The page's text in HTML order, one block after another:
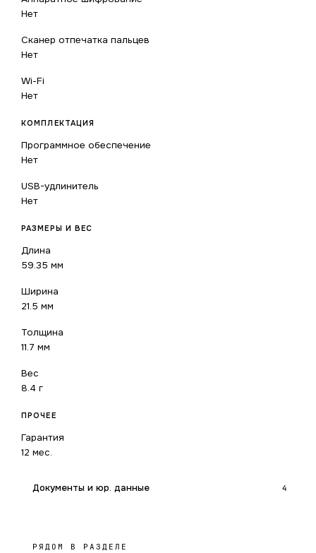
Нет
Сканер отпечатка пальцев
Нет
Wi-Fi
Нет
КОМПЛЕКТАЦИЯ
Программное обеспечение
Нет
USB-удлинитель
Нет
РАЗМЕРЫ И ВЕС
Длина
59.35 мм
Ширина
21.5 мм
Толщина
11.7 мм
Вес
8.4 г
ПРОЧЕЕ
Гарантия
12 мес.
Документы и юр. данные 4
РЯДОМ В РАЗДЕЛЕ